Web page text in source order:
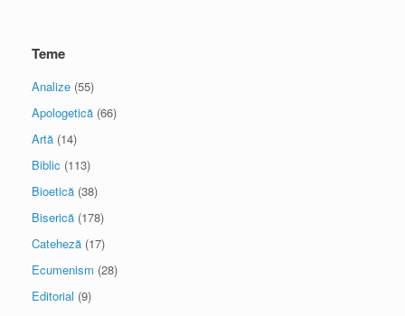
Teme
Analize (55)
Apologetică (66)
Artă (14)
Biblic (113)
Bioetică (38)
Biserică (178)
Cateheză (17)
Ecumenism (28)
Editorial (9)